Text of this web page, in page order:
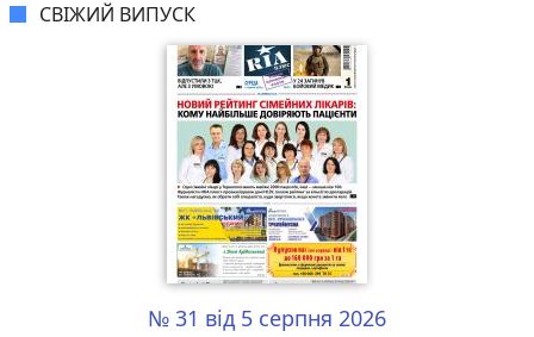
СВІЖИЙ ВИПУСК
№ 31 від 5 серпня 2026